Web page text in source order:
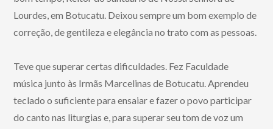
Lourdes, em Botucatu. Deixou sempre um bom exemplo de
correção, de gentileza e elegância no trato com as pessoas.
Teve que superar certas dificuldades. Fez Faculdade
música junto às Irmãs Marcelinas de Botucatu. Aprendeu
teclado o suficiente para ensaiar e fazer o povo participar
do canto nas liturgias e, para superar seu tom de voz um